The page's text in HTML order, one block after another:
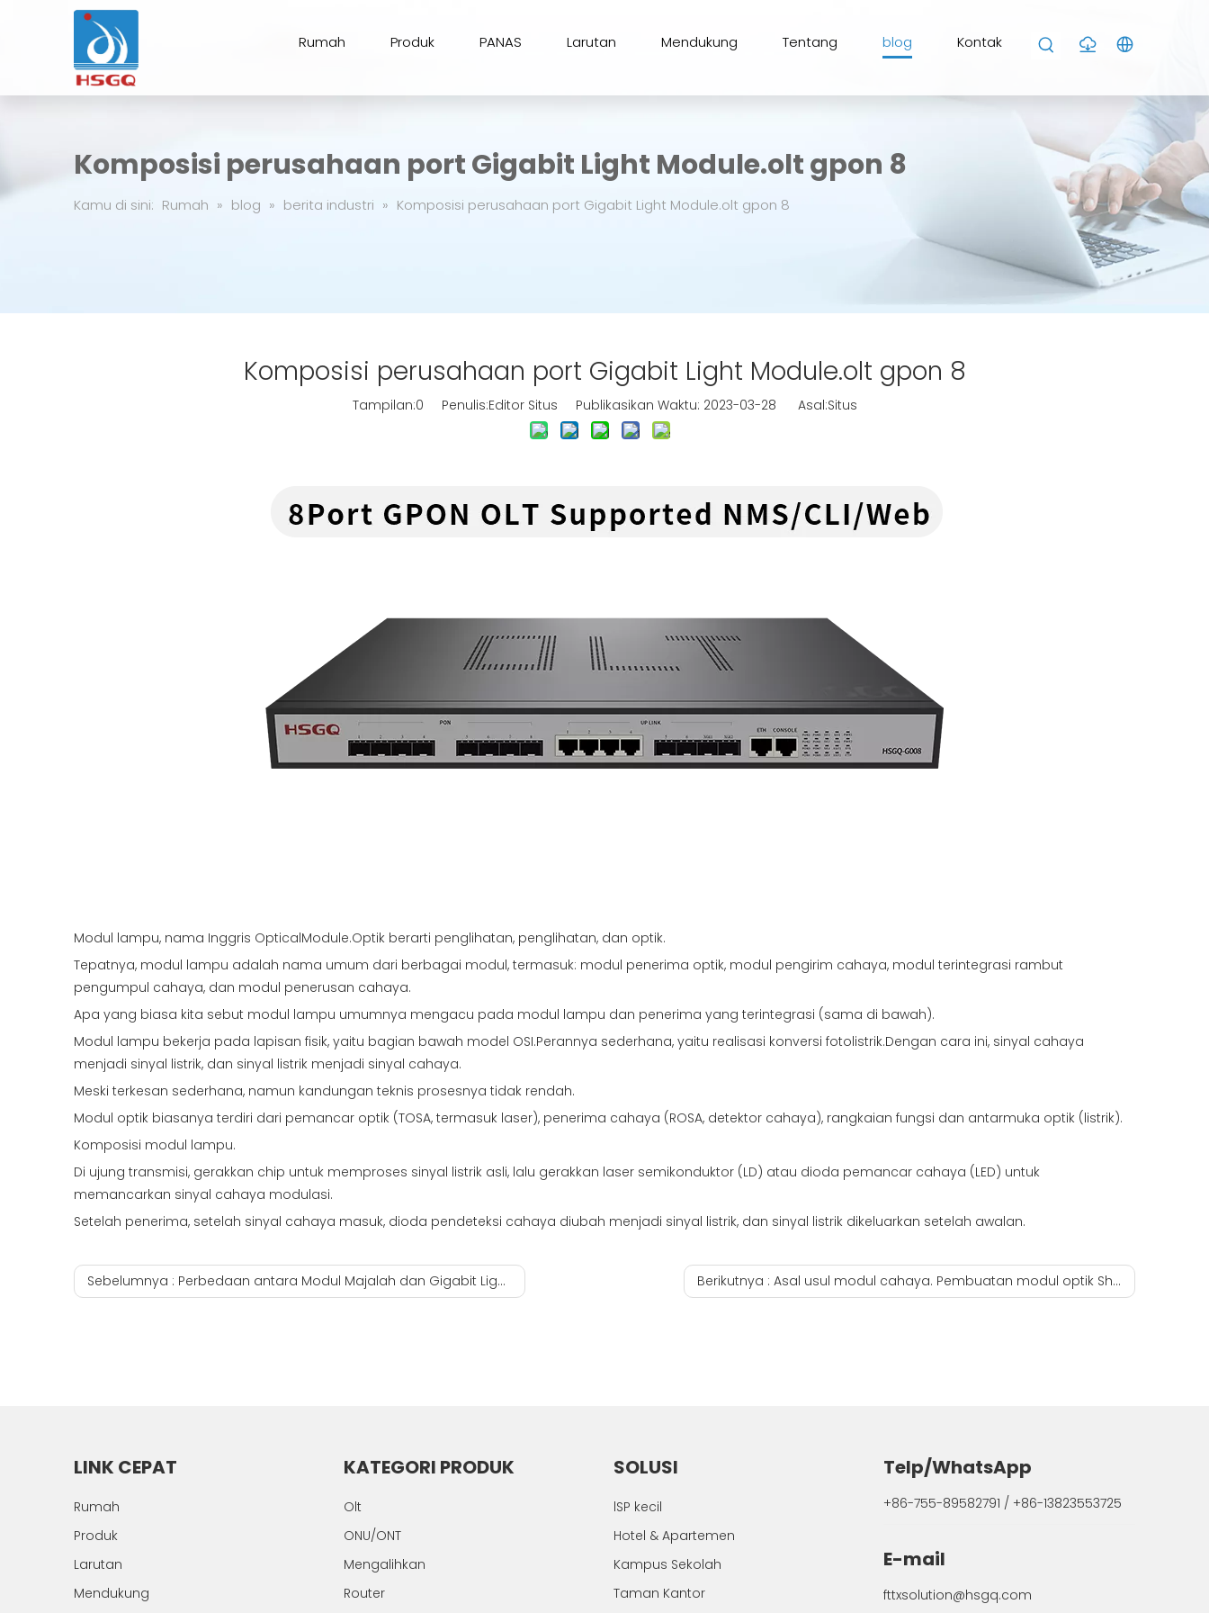
Rumah Produk PANAS Larutan Mendukung Tentang blog Kontak
Komposisi perusahaan port Gigabit Light Module.olt gpon 8
Kamu di sini: Rumah » blog » berita industri » Komposisi perusahaan port Gigabit Light Module.olt gpon 8
Komposisi perusahaan port Gigabit Light Module.olt gpon 8
Tampilan:0 Penulis:Editor Situs Publikasikan Waktu: 2023-03-28 Asal:Situs
Modul lampu, nama Inggris OpticalModule.Optik berarti penglihatan, penglihatan, dan optik.
Tepatnya, modul lampu adalah nama umum dari berbagai modul, termasuk: modul penerima optik, modul pengirim cahaya, modul terintegrasi rambut
pengumpul cahaya, dan modul penerusan cahaya.
Apa yang biasa kita sebut modul lampu umumnya mengacu pada modul lampu dan penerima yang terintegrasi (sama di bawah).
Modul lampu bekerja pada lapisan fisik, yaitu bagian bawah model OSI.Perannya sederhana, yaitu realisasi konversi fotolistrik.Dengan cara ini, sinyal cahaya
menjadi sinyal listrik, dan sinyal listrik menjadi sinyal cahaya.
Meski terkesan sederhana, namun kandungan teknis prosesnya tidak rendah.
Modul optik biasanya terdiri dari pemancar optik (TOSA, termasuk laser), penerima cahaya (ROSA, detektor cahaya), rangkaian fungsi dan antarmuka optik (listrik).
Komposisi modul lampu.
Di ujung transmisi, gerakkan chip untuk memproses sinyal listrik asli, lalu gerakkan laser semikonduktor (LD) atau dioda pemancar cahaya (LED) untuk
memancarkan sinyal cahaya modulasi.
Setelah penerima, setelah sinyal cahaya masuk, dioda pendeteksi cahaya diubah menjadi sinyal listrik, dan sinyal listrik dikeluarkan setelah awalan.
Sebelumnya : Perbedaan antara Modul Majalah dan Gigabit Light Module.olt gpon 4 port perusahaan Berikutnya : Asal usul modul cahaya. Pembuatan modul optik Shenzhen sfp 10g 20km
LINK CEPAT
Rumah
Produk
Larutan
Mendukung
KATEGORI PRODUK
Olt
ONU/ONT
Mengalihkan
Router
SOLUSI
lSP kecil
Hotel & Apartemen
Kampus Sekolah
Taman Kantor
Telp/WhatsApp
+86-755-89582791 / +86-13823553725
E-mail
fttxsolution@hsgq.com